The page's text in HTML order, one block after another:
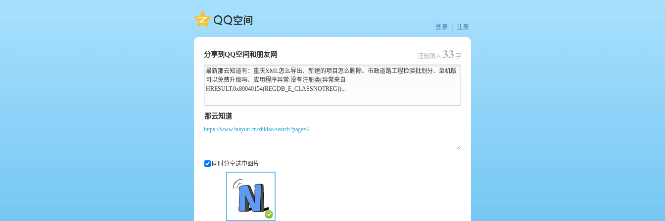
QQ空间
登录 注册
分享到QQ空间和朋友网
最新那云知道有：重庆XML怎么导出、新建的项目怎么删除、市政道路工程检验批划分、单机版
可以免费升级吗、应用程序异常:没有注册类(异常来自
HRESULT:0x80040154(REGDB_E_CLASSNOTREG))...
还能输入 33 字
https://www.inayun.cn/zhidao/search?page=2
同时分享选中图片